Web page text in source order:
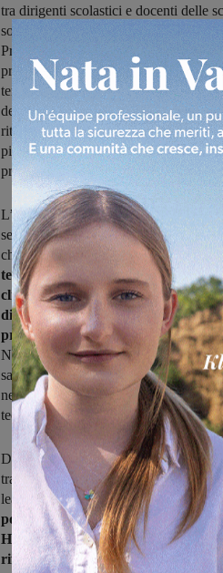
tra dirigenti scolastici e docenti delle
sono confrontati sulle nuove frontiere
Prendendo spunto dalle esperienze
propria, il dirigente scolastico
tematiche di grandi attualità che
delle nuove tecnologie e degli
ritorno in presenza delle studentesse
più della didattica digitale come
proprio percorso di apprendimento
L’esperienza è proseguita con la
serie di progetti
che, ispirandosi ai17 Goals
temi dell’accesso alle energie
climatico, il creare città e comunità
di pace, giustizia e istituzioni
presentati da Pierazzi nella
Nel corso dell’intervento, hanno
sala i temi legati alla necessità di un
necessità di formare al meglio gli
tecnologie.
Durante il il seminario si sono
tra i quali si sono distinti ricercatori
leader di altri settori della vita pubblica.
pomeriggio in collegamento con
Howard Gardner ha entusiasmato
riflessioni ancora una volta frutto